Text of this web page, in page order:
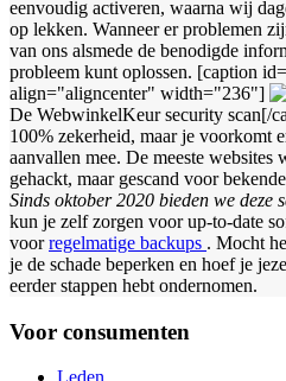
eenvoudig activeren, waarna wij
op lekken. Wanneer er problemen
van ons alsmede de benodigde
probleem kunt oplossen. [caption
align="aligncenter" width="236"]
De WebwinkelKeur security scan[/
100% zekerheid, maar je voorkomt
aanvallen mee. De meeste
gehackt, maar gescand voor
Sinds oktober 2020 bieden we deze
kun je zelf zorgen voor up-to-date
voorregelmatige backups . Mocht
je de schade beperken en hoef je
eerder stappen hebt ondernomen.
Voor consumenten